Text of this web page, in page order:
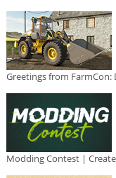
Greetings from
Modding Contest |